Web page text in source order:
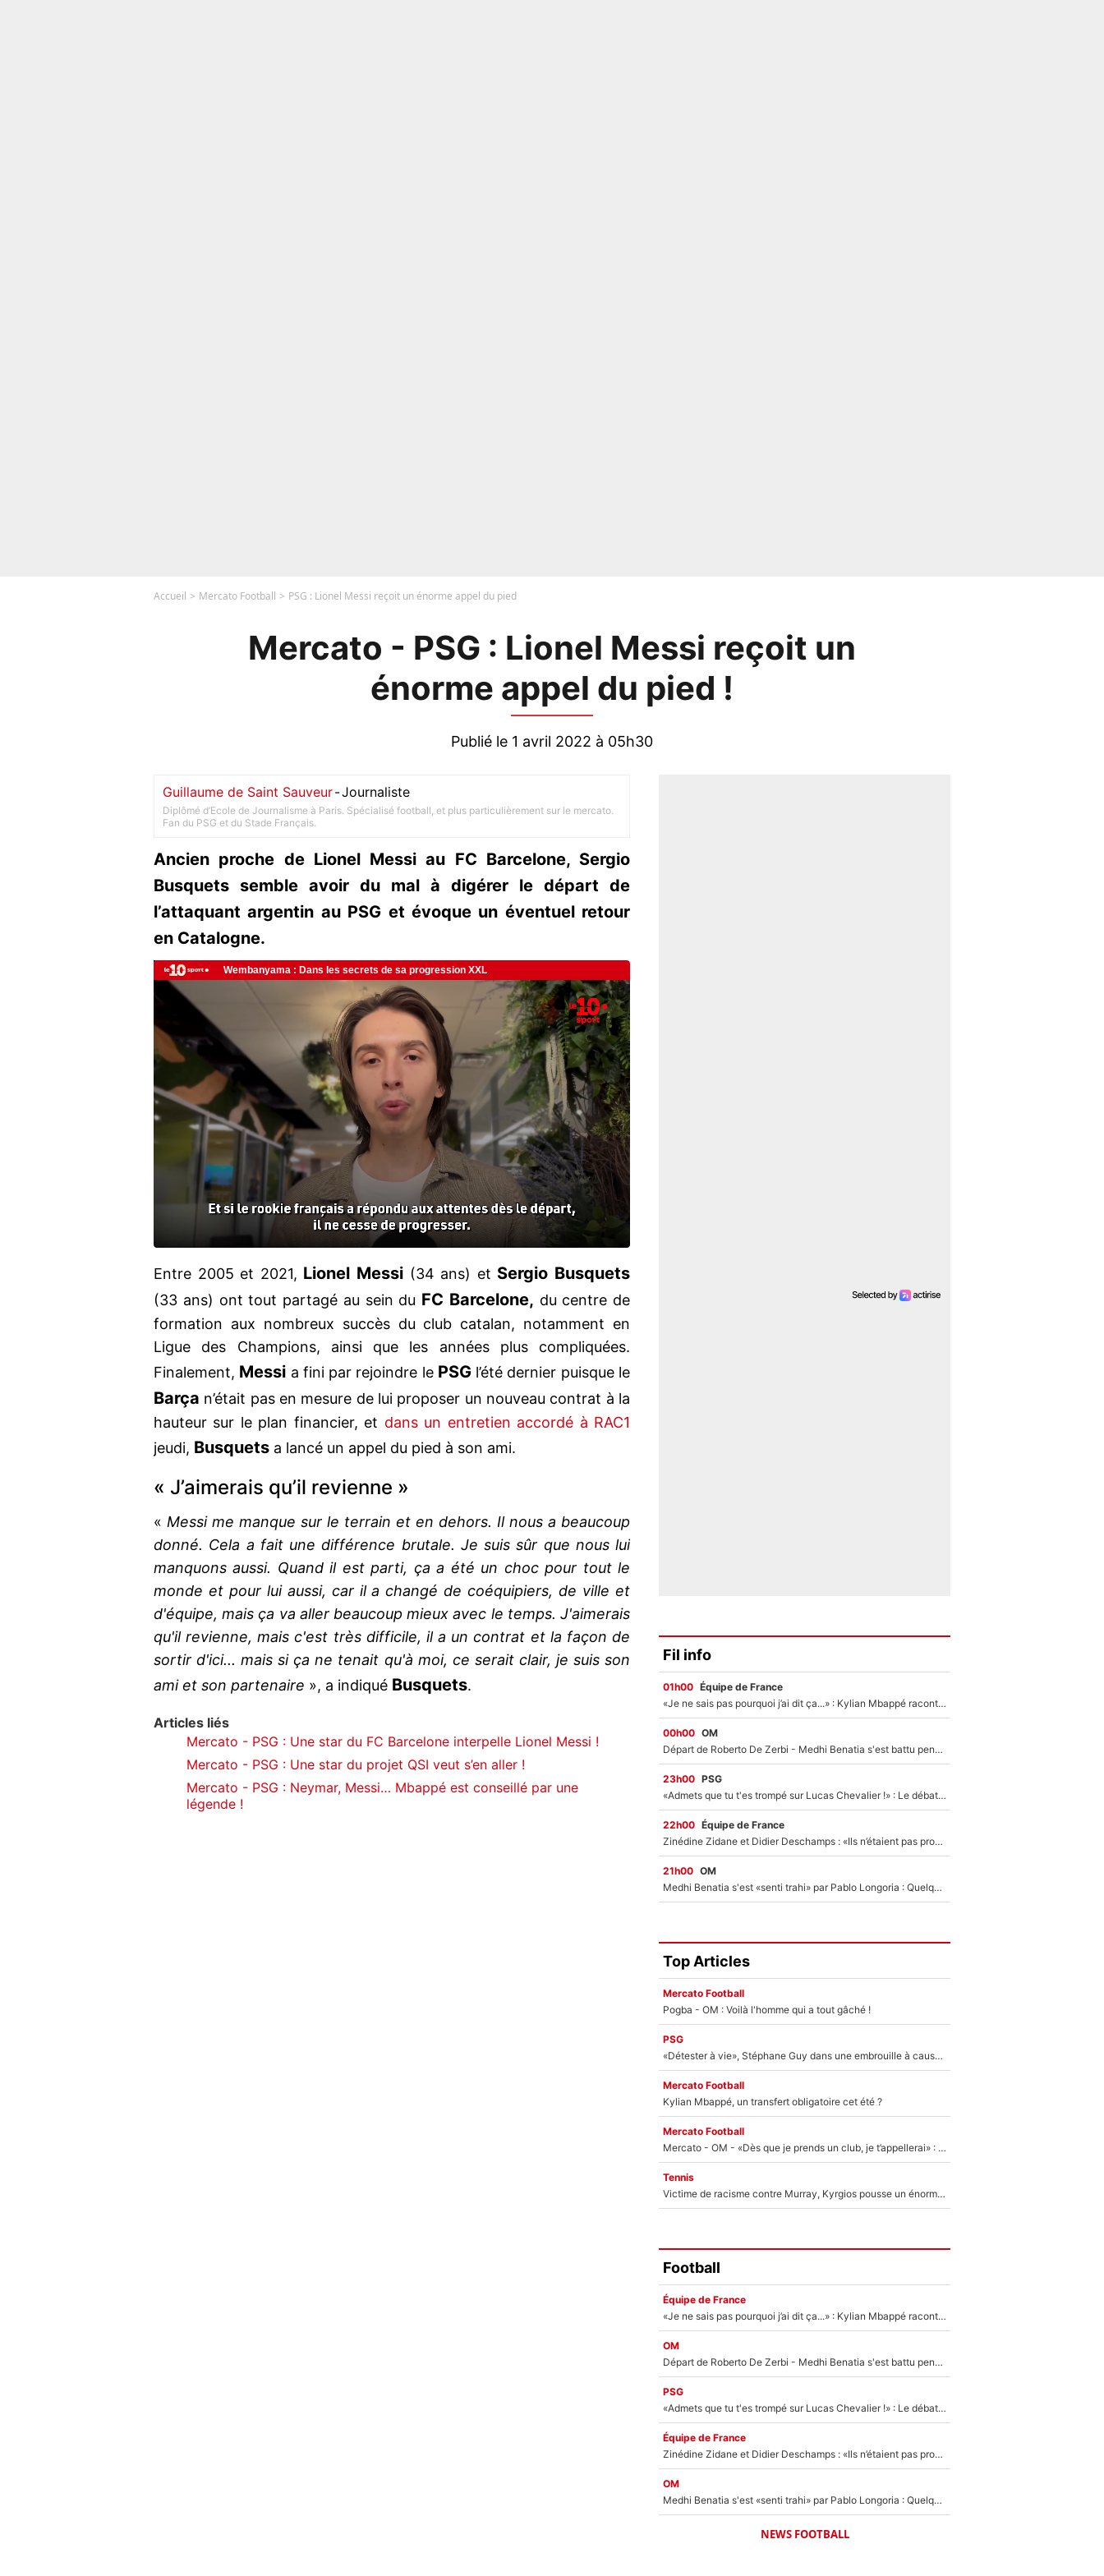
Accueil Mercato Football PSG : Lionel Messi reçoit un énorme appel du pied
Mercato - PSG : Lionel Messi reçoit un
énorme appel du pied !
Publié le 1 avril 2022 à 05h30
Guillaume de Saint Sauveur-Journaliste
Diplômé d’Ecole de Journalisme à Paris. Spécialisé football, et plus particulièrement sur le mercato.
Fan du PSG et du Stade Français.
Ancien proche de Lionel Messi au FC Barcelone, Sergio
Busquets semble avoir du mal à digérer le départ de
l’attaquant argentin au PSG et évoque un éventuel retour
en Catalogne.
Entre 2005 et 2021, Lionel Messi (34 ans) et Sergio Busquets
(33 ans) ont tout partagé au sein du FC Barcelone, du centre de
formation aux nombreux succès du club catalan, notamment en
Ligue des Champions, ainsi que les années plus compliquées.
Finalement, Messi a fini par rejoindre le PSGl’été dernier puisque le
Barça n’était pas en mesure de lui proposer un nouveau contrat à la
hauteur sur le plan financier, et dans un entretien accordé à RAC1
jeudi, Busquets a lancé un appel du pied à son ami.
« J’aimerais qu’il revienne »
« Messi me manque sur le terrain et en dehors. Il nous a beaucoup
donné. Cela a fait une différence brutale. Je suis sûr que nous lui
manquons aussi. Quand il est parti, ça a été un choc pour tout le
monde et pour lui aussi, car il a changé de coéquipiers, de ville et
d'équipe, mais ça va aller beaucoup mieux avec le temps. J'aimerais
qu'il revienne, mais c'est très difficile, il a un contrat et la façon de
sortir d'ici... mais si ça ne tenait qu'à moi, ce serait clair, je suis son
ami et son partenaire », a indiqué Busquets.
Articles liés
Mercato - PSG : Une star du FC Barcelone interpelle Lionel Messi !
Mercato - PSG : Une star du projet QSI veut s’en aller !
Mercato - PSG : Neymar, Messi… Mbappé est conseillé par une
légende !
Fil info
01h00 Équipe de France
«Je ne sais pas pourquoi j’ai dit ça...» : Kylian Mbappé raconte sa première rencontre avec Zinédine Zidane (et c’est très drôle)
00h00 OM
Départ de Roberto De Zerbi - Medhi Benatia s'est battu pendant six mois pour le retenir à l'OM, le PSG a été le naufrage de trop : «Je pars avec toi»
23h00 PSG
«Admets que tu t'es trompé sur Lucas Chevalier !» : Le débat sur le gardien du PSG vire au clash à l'After Foot
22h00 Équipe de France
Zinédine Zidane et Didier Deschamps : «Ils n’étaient pas proches», les confidences d’un membre de l’équipe de France 1998 sur leur relation spéciale
21h00 OM
Medhi Benatia s'est «senti trahi» par Pablo Longoria : Quelques semaines après son départ, l'ancien directeur de football de l'OM règle ses comptes
Top Articles
Mercato Football
Pogba - OM : Voilà l'homme qui a tout gâché !
PSG
«Détester à vie», Stéphane Guy dans une embrouille à cause du PSG !
Mercato Football
Kylian Mbappé, un transfert obligatoire cet été ?
Mercato Football
Mercato - OM - «Dès que je prends un club, je t’appellerai» : La promesse de Marcelino au moment de claquer la porte
Tennis
Victime de racisme contre Murray, Kyrgios pousse un énorme coup de gueule !
Football
Équipe de France
«Je ne sais pas pourquoi j’ai dit ça...» : Kylian Mbappé raconte sa première rencontre avec Zinédine Zidane (et c’est très drôle)
OM
Départ de Roberto De Zerbi - Medhi Benatia s'est battu pendant six mois pour le retenir à l'OM, le PSG a été le naufrage de trop : «Je pars avec toi»
PSG
«Admets que tu t'es trompé sur Lucas Chevalier !» : Le débat sur le gardien du PSG vire au clash à l'After Foot
Équipe de France
Zinédine Zidane et Didier Deschamps : «Ils n’étaient pas proches», les confidences d’un membre de l’équipe de France 1998 sur leur relation spéciale
OM
Medhi Benatia s'est «senti trahi» par Pablo Longoria : Quelques semaines après son départ, l'ancien directeur de football de l'OM règle ses comptes
NEWS FOOTBALL